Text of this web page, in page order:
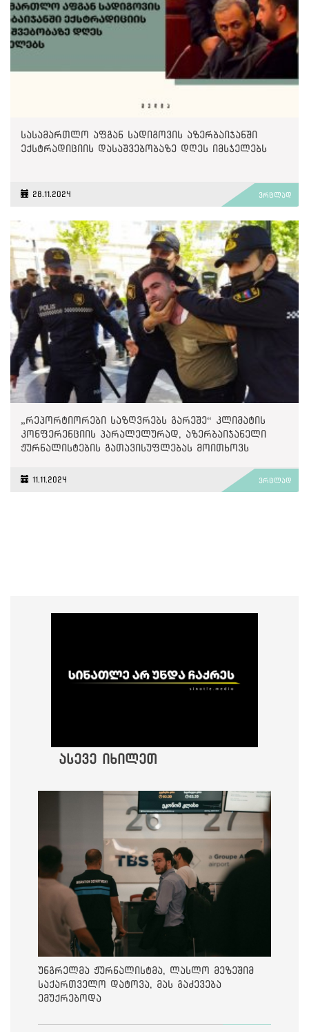
სასამართლო აფგან სადიგოვის აზერბაიჯანში
ექსტრადიციის დასაშვებობაზე დღეს იმსჯელებს
28.11.2024 ვრცლად
„რეპორტიორები საზღვრებს გარეშე“ კლიმატის
კონფერენციის პარალელურად, აზერბაიჯანელი
ჟურნალისტების გათავისუფლებას მოითხოვს
11.11.2024 ვრცლად
ასევე იხილეთ
უნგრელმა ჟურნალისტმა, ლასლო მეზეშიმ
საქართველო დატოვა, მას გაძევება
ემუქრებოდა